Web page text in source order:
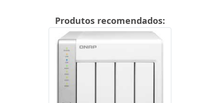
Produtos recomendados: